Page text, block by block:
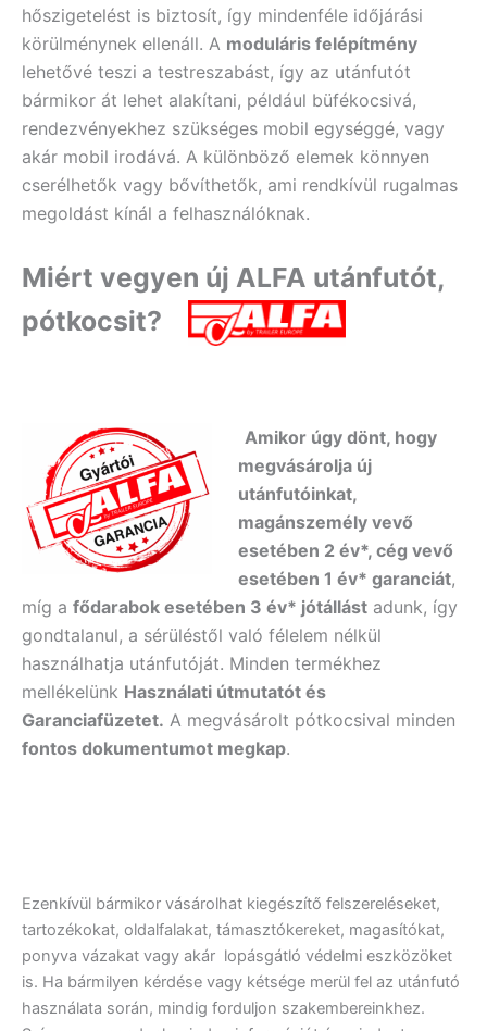
hőszigetelést is biztosít, így mindenféle időjárási
körülménynek ellenáll. A moduláris felépítmény
lehetővé teszi a testreszabást, így az utánfutót
bármikor át lehet alakítani, például büfékocsivá,
rendezvényekhez szükséges mobil egységgé, vagy
akár mobil irodává. A különböző elemek könnyen
cserélhetők vagy bővíthetők, ami rendkívül rugalmas
megoldást kínál a felhasználóknak.
Miért vegyen új ALFA utánfutót,
pótkocsit?
Amikor úgy dönt, hogy
megvásárolja új
utánfutóinkat,
magánszemély vevő
esetében 2 év*, cég vevő
esetében 1 év* garanciát,
míg a fődarabok esetében 3 év* jótállást adunk, így
gondtalanul, a sérüléstől való félelem nélkül
használhatja utánfutóját. Minden termékhez
mellékelünk Használati útmutatót és
Garanciafüzetet. A megvásárolt pótkocsival minden
fontos dokumentumot megkap.
Ezenkívül bármikor vásárolhat kiegészítő felszereléseket,
tartozékokat, oldalfalakat, támasztókereket, magasítókat,
ponyva vázakat vagy akár lopásgátló védelmi eszközöket
is. Ha bármilyen kérdése vagy kétsége merül fel az utánfutó
használata során, mindig forduljon szakembereinkhez.